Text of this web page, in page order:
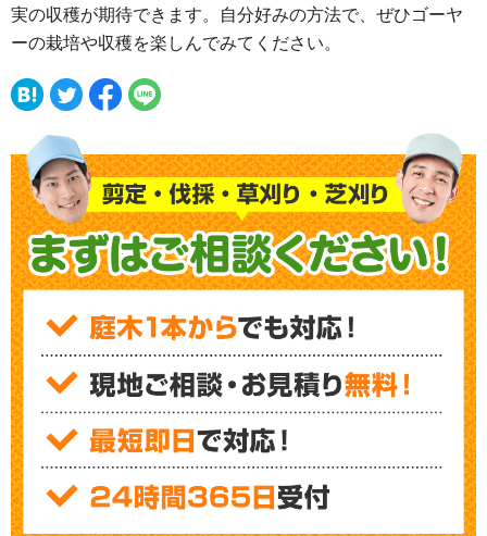
実の収穫が期待できます。自分好みの方法で、ぜひゴーヤ
ーの栽培や収穫を楽しんでみてください。